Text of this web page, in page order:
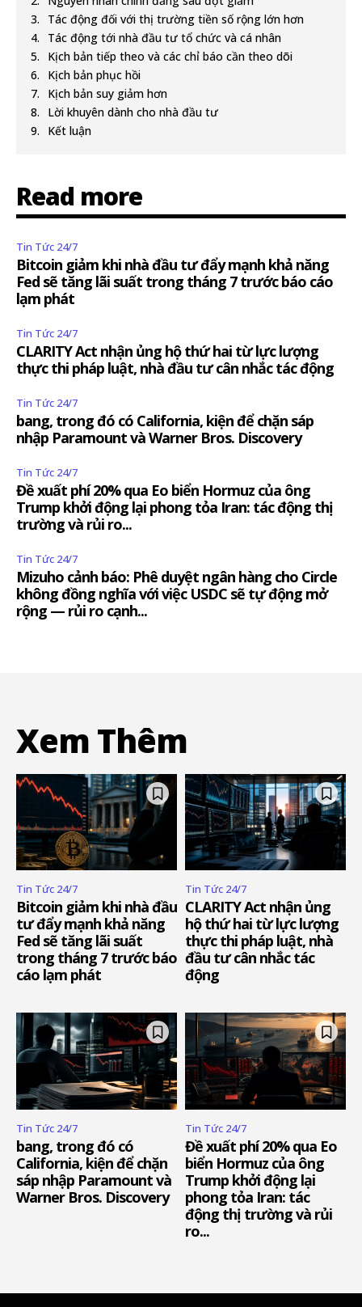
Tác động đối với thị trường tiền số rộng lớn hơn
Tác động tới nhà đầu tư tổ chức và cá nhân
Kịch bản tiếp theo và các chỉ báo cần theo dõi
Kịch bản phục hồi
Kịch bản suy giảm hơn
Lời khuyên dành cho nhà đầu tư
Kết luận
Read more
Tin Tức 24/7
Bitcoin giảm khi nhà đầu tư đẩy mạnh khả năng
Fed sẽ tăng lãi suất trong tháng 7 trước báo cáo
lạm phát
Tin Tức 24/7
CLARITY Act nhận ủng hộ thứ hai từ lực lượng
thực thi pháp luật, nhà đầu tư cân nhắc tác động
Tin Tức 24/7
bang, trong đó có California, kiện để chặn sáp
nhập Paramount và Warner Bros. Discovery
Tin Tức 24/7
Đề xuất phí 20% qua Eo biển Hormuz của ông
Trump khởi động lại phong tỏa Iran: tác động thị
trường và rủi ro...
Tin Tức 24/7
Mizuho cảnh báo: Phê duyệt ngân hàng cho Circle
không đồng nghĩa với việc USDC sẽ tự động mở
rộng — rủi ro cạnh...
Xem Thêm
Tin Tức 24/7
Bitcoin giảm khi nhà đầu
tư đẩy mạnh khả năng
Fed sẽ tăng lãi suất
trong tháng 7 trước báo
cáo lạm phát
Tin Tức 24/7
CLARITY Act nhận ủng
hộ thứ hai từ lực lượng
thực thi pháp luật, nhà
đầu tư cân nhắc tác
động
Tin Tức 24/7
bang, trong đó có
California, kiện để chặn
sáp nhập Paramount và
Warner Bros. Discovery
Tin Tức 24/7
Đề xuất phí 20% qua Eo
biển Hormuz của ông
Trump khởi động lại
phong tỏa Iran: tác
động thị trường và rủi
ro...